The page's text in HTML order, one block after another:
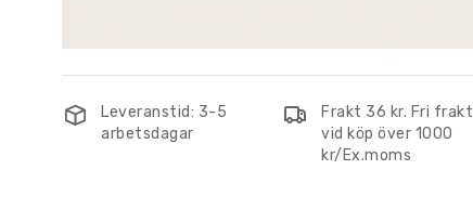
Leveranstid: 3-5
arbetsdagar
Frakt 36 kr. Fri frakt
vid köp över 1000
kr/Ex.moms